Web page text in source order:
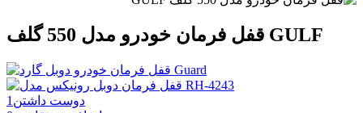
قفل فرمان خودرو مدل 550 گلف GULF
دوست داشتن 1